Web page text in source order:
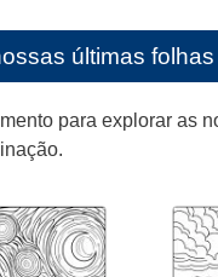
últimas
para explorar as